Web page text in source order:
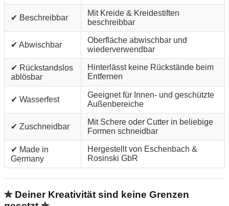
✔ Beschreibbar
Mit Kreide & Kreidestiften
beschreibbar
✔ Abwischbar
Oberfläche abwischbar und
wiederverwendbar
✔ Rückstandslos
ablösbar
Hinterlässt keine Rückstände beim
Entfernen
✔ Wasserfest
Geeignet für Innen- und geschützte
Außenbereiche
✔ Zuschneidbar
Mit Schere oder Cutter in beliebige
Formen schneidbar
✔ Made in
Germany
Hergestellt von Eschenbach &
Rosinski GbR
✮ Deiner Kreativität sind keine Grenzen